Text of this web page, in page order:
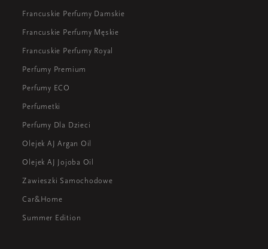
Francuskie Perfumy Damskie
Francuskie Perfumy Męskie
Francuskie Perfumy Royal
Perfumy Premium
Perfumy ECO
Perfumetki
Perfumy Dla Dzieci
Olejek AJ Argan Oil
Olejek AJ Jojoba Oil
Zawieszki Samochodowe
Car&Home
Summer Edition